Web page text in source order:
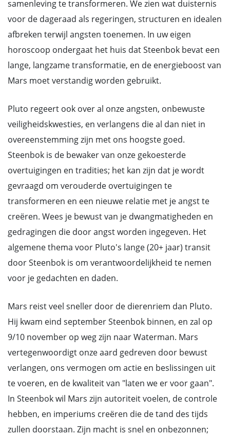
samenleving te transformeren. We zien wat duisternis
voor de dageraad als regeringen, structuren en idealen
afbreken terwijl angsten toenemen. In uw eigen
horoscoop ondergaat het huis dat Steenbok bevat een
lange, langzame transformatie, en de energieboost van
Mars moet verstandig worden gebruikt.
Pluto regeert ook over al onze angsten, onbewuste
veiligheidskwesties, en verlangens die al dan niet in
overeenstemming zijn met ons hoogste goed.
Steenbok is de bewaker van onze gekoesterde
overtuigingen en tradities; het kan zijn dat je wordt
gevraagd om verouderde overtuigingen te
transformeren en een nieuwe relatie met je angst te
creëren. Wees je bewust van je dwangmatigheden en
gedragingen die door angst worden ingegeven. Het
algemene thema voor Pluto's lange (20+ jaar) transit
door Steenbok is om verantwoordelijkheid te nemen
voor je gedachten en daden.
Mars reist veel sneller door de dierenriem dan Pluto.
Hij kwam eind september Steenbok binnen, en zal op
9/10 november op weg zijn naar Waterman. Mars
vertegenwoordigt onze aard gedreven door bewust
verlangen, ons vermogen om actie en beslissingen uit
te voeren, en de kwaliteit van "laten we er voor gaan".
In Steenbok wil Mars zijn autoriteit voelen, de controle
hebben, en imperiums creëren die de tand des tijds
zullen doorstaan. Zijn macht is snel en onbezonnen;